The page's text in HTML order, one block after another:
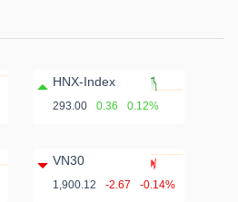
HNX-Index
293.00 0.36 0.12%
VN30
1,900.12 -2.67 -0.14%